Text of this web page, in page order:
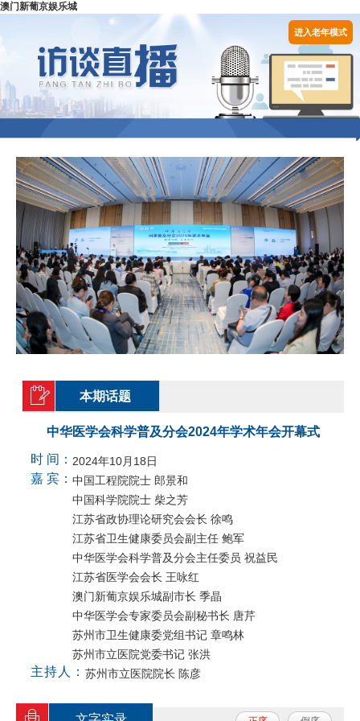
澳门新葡京娱乐城
进入老年模式
本期话题
中华医学会科学普及分会2024年学术年会开幕式
时 间： 2024年10月18日
嘉 宾：中国工程院院士 郎景和
中国科学院院士 柴之芳
江苏省政协理论研究会会长 徐鸣
江苏省卫生健康委员会副主任 鲍军
中华医学会科学普及分会主任委员 祝益民
江苏省医学会会长 王咏红
澳门新葡京娱乐城副市长 季晶
中华医学会专家委员会副秘书长 唐芹
苏州市卫生健康委党组书记 章鸣林
苏州市立医院党委书记 张洪
主持人：苏州市立医院院长 陈彦